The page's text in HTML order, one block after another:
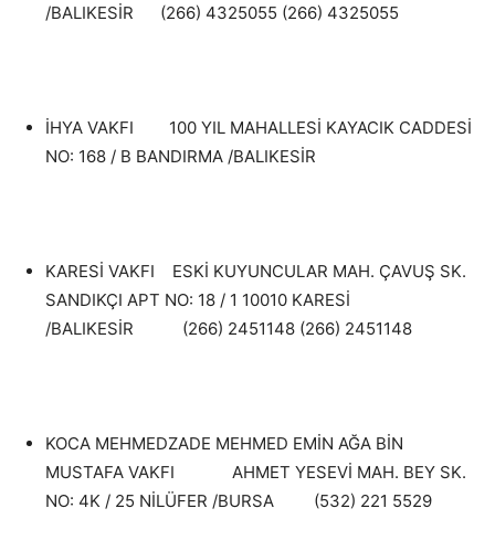
/BALIKESİR (266) 4325055 (266) 4325055
İHYA VAKFI 100 YIL MAHALLESİ KAYACIK CADDESİ
NO: 168 / B BANDIRMA /BALIKESİR
KARESİ VAKFI ESKİ KUYUNCULAR MAH. ÇAVUŞ SK.
SANDIKÇI APT NO: 18 / 1 10010 KARESİ
/BALIKESİR (266) 2451148 (266) 2451148
KOCA MEHMEDZADE MEHMED EMİN AĞA BİN
MUSTAFA VAKFI AHMET YESEVİ MAH. BEY SK.
NO: 4K / 25 NİLÜFER /BURSA (532) 221 5529